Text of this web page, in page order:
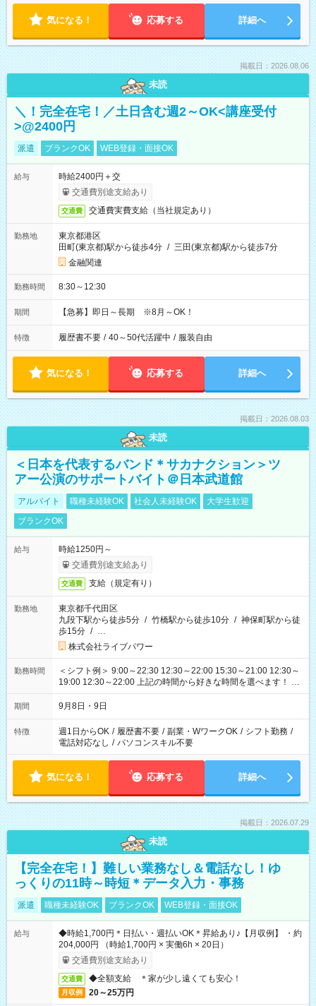
気になる！ 応募する 詳細へ
掲載日：2026.08.06
未読
＼！完全在宅！／土日含む週2～OK<講座受付
>@2400円
派遣 ブランクOK WEB登録・面接OK
給与
時給2400円＋交
交通費別途支給あり
交通費 交通費実費支給（当社規定あり）
勤務地
東京都港区
田町(東京都)駅から徒歩4分 / 三田(東京都)駅から徒歩7分
金融関連
勤務時間 8:30～12:30
期間 【急募】即日～長期 ※8月～OK！
特徴 履歴書不要 / 40～50代活躍中 / 服装自由
気になる！ 応募する 詳細へ
掲載日：2026.08.03
未読
＜日本を代表するバンド＊サカナクション＞ツ
アー公演のサポートバイト＠日本武道館
アルバイト 職種未経験OK 社会人未経験OK
大学生歓迎
ブランクOK
給与
時給1250円～
交通費別途支給あり
交通費 支給（規定有り）
勤務地
東京都千代田区
九段下駅から徒歩5分 / 竹橋駅から徒歩10分 / 神保町駅から徒
歩15分 / …
株式会社ライブパワー
勤務時間
＜シフト例＞ 9:00～22:30 12:30～22:00 15:30～21:00 12:30～
19:00 12:30～22:00 上記の時間から好きな時間を選べます！ ※
時間は変更となる可能性があります
期間 9月8日・9日
特徴 週1日からOK / 履歴書不要 / 副業・WワークOK / シフト勤務 /
電話対応なし / パソコンスキル不要
気になる！ 応募する 詳細へ
掲載日：2026.07.29
未読
【完全在宅！】難しい業務なし＆電話なし！ゆ
っくりの11時～時短＊データ入力・事務
派遣 職種未経験OK ブランクOK WEB登録・面接OK
給与
◆時給1,700円＊日払い・週払いOK＊昇給あり♪【月収例】 ・約
204,000円 （時給1,700円 × 実働6h × 20日）
交通費別途支給あり
交通費 ◆全額支給 ＊家が少し遠くても安心！
月収例 20～25万円